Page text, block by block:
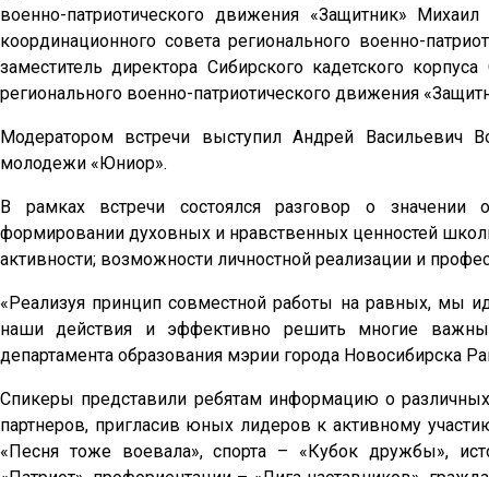
военно-патриотического движения «Защитник»
координационного совета регионального военно-
заместитель директора Сибирского кадетского
регионального военно-патриотического движения
Модератором встречи выступил Андрей Васильевич
молодежи «Юниор».
В рамках встречи состоялся разговор о значении
формировании духовных и нравственных ценностей
активности; возможности личностной реализации и
«Реализуя принцип совместной работы на равных, мы
наши действия и эффективно решить многие
департамента образования мэрии города Новосибирска
Спикеры представили ребятам информацию о
партнеров, пригласив юных лидеров к активному
«Песня тоже воевала», спорта – «Кубок дружбы»,